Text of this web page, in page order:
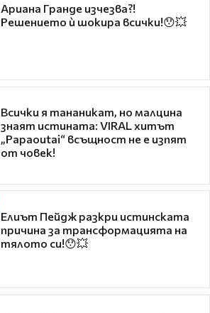
Ариана Гранде изчезва?!
Решението ѝ шокира всички!😯💥
Всички я тананикат, но малцина
знаят истината: VIRAL хитът
„Papaoutai“ всъщност не е изпят
от човек!
Елиът Пейдж разкри истинската
причина за трансформацията на
тялото си!😯💥